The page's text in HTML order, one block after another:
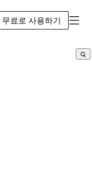
료로 사용하기